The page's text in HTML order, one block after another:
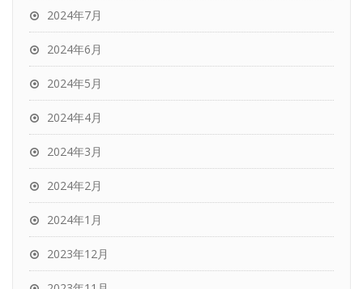
2024年7月
2024年6月
2024年5月
2024年4月
2024年3月
2024年2月
2024年1月
2023年12月